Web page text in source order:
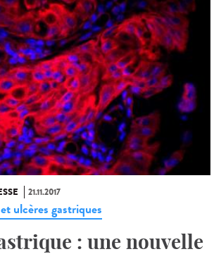
21.11.2017
ulcères gastriques
: une nouvelle